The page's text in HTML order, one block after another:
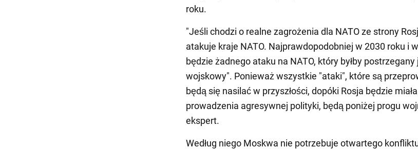
roku.
"Jeśli chodzi o realne zagrożenia dla NATO ze strony
atakuje kraje NATO. Najprawdopodobniej w 2030 roku i
będzie żadnego ataku na NATO, który byłby
wojskowy". Ponieważ wszystkie "ataki", które są
będą się nasilać w przyszłości, dopóki Rosja będzie
prowadzenia agresywnej polityki, będą poniżej progu
ekspert.
Według niego Moskwa nie potrzebuje otwartego